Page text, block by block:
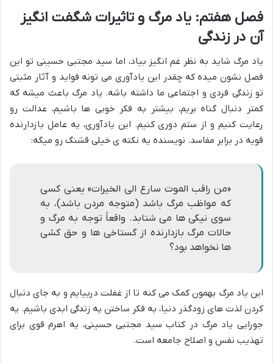
فصل هفتم: یاد مرگ و تاثیرات شگفت انگیز
آن در زندگی
یاد مرگ شاید به نظر غم انگیز بیاد، اما سید مجتبی حسینی تو این
فصل نشون میده که چقدر این یادآوری می تونه فواید و آثار مثبتی
تو زندگی فردی و اجتماعی ما داشته باشه. یاد مرگ باعث میشه که
کمتر دنبال گناه بریم، بیشتر به فکر خوبی ها باشیم، عدالت رو
رعایت کنیم و از ستم دوری کنیم. این یادآوری، یه عامل بازدارنده
قویه در برابر مفاسد. نویسنده یه نکته ی خیلی قشنگ رو میگه:
«من راقب الموت سارع الی الخیرات» یعنی کسی
که مواظب مرگ باشد (متوجه مردن باشد)، به
سوی نیکی ها می شتابد. واقعاً توجه به مرگ و
حالات مرگ بازدارنده از گستاخی ها و حق کشی
ها نخواهد بود؟
این یاد مرگ بهمون کمک می کنه تا از غفلت دربیایم و به جای دنبال
کردن لذت های زودگذر دنیا، به فکر ساختن یه زندگی ابدی باشیم. یه
جورایی یاد مرگ در کتاب سید مجتبی حسینی، یه اهرم قوی برای
تهذیب نفس و اصلاح جامعه است.